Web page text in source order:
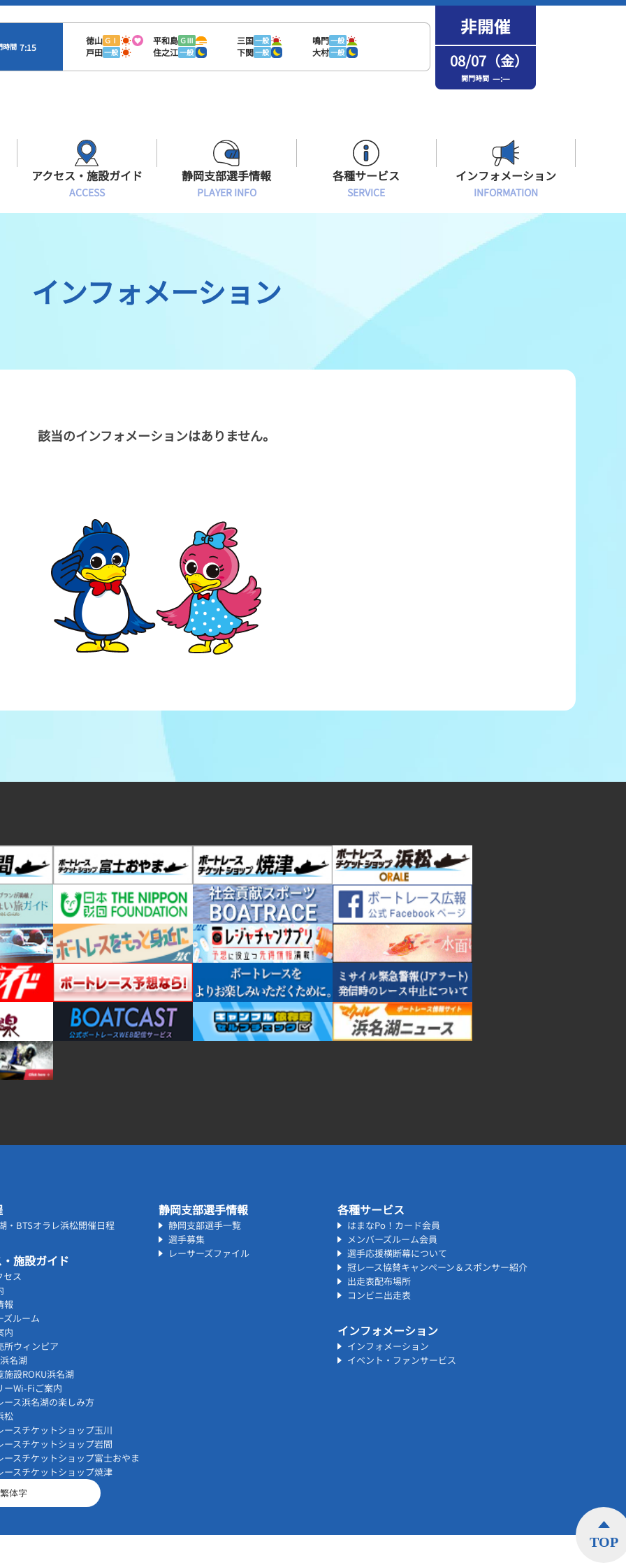
時間 7:15
徳山 ＧⅠ 平和島 ＧⅢ 三国一般 鳴門一般
戸田一般 住之江一般 下関一般 大村一般 08/07（金）
開門時間 —:—
出目データ
水面特性・進入コース別情報
アクセス・施設ガイド
ACCESS
有料席情報
Mooovi浜名湖
場内フリーWi-Fiご案内
ボートレース浜名湖の楽しみ方
オラレ浜松
静岡支部選手情報
PLAYER INFO
選手募集
レーサーズファイル
各種サービス
SERVICE
メンバーズルーム会員
選手応援横断幕について
冠レース協賛キャンペーン
インフォメーション
INFORMATION
インフォメーション
インフォメーション
該当のインフォメーションはありません。
・BTSオラレ浜松開催日程
施設ガイド
セス
報
ズルーム
内
所ウィンピア
名湖
施設ROKU浜名湖
ーWi-Fiご案内
ース浜名湖の楽しみ方
松
ースチケットショップ玉川
ースチケットショップ岩間
ースチケットショップ富士おやま
ースチケットショップ焼津
静岡支部選手情報
静岡支部選手一覧
選手募集
レーサーズファイル
各種サービス
はまなPo！カード会員
メンバーズルーム会員
選手応援横断幕について
冠レース協賛キャンペーン＆スポンサー紹介
出走表配布場所
コンビニ出走表
インフォメーション
インフォメーション
イベント・ファンサービス
体字